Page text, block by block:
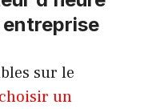
sur le
choisir un